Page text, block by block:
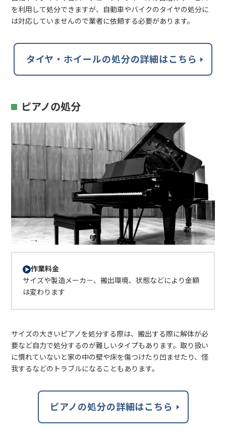
を利用して処分できますが、自動車やバイクのタイヤの処分に
は対応していませんので業者に依頼する必要があります。
タイヤ・ホイールの処分の詳細はこちら
ピアノの処分
作業料金
サイズや製造メーカ－、搬出環境、状態などにより金額
は変わります
サイズの大きいピアノを処分する際は、搬出する際に解体が必
要など自力で処分するのが難しいタイプもあります。取り扱い
に慣れていないと家の中の壁や床を傷つけたり凹ませたり、怪
我するなどのトラブルになることもあります。
ピアノの処分の詳細はこちら